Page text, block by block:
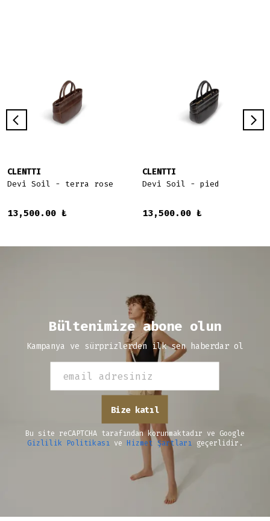
CLENTTI
Devi Soil - terra rose
13,500.00 ₺
CLENTTI
Devi Soil - pied
13,500.00 ₺
Bültenimize abone olun
Kampanya ve sürprizlerden ilk sen haberdar ol
Bize katıl
Bu site reCAPTCHA tarafından korunmaktadır ve Google
Gizlilik Politikası ve Hizmet Şartları geçerlidir.